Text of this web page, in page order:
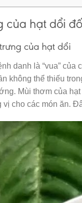
của hạt dổi
của hạt dổi
danh là “vua”
không thể thiếu
Mùi thơm của
cho các món ăn.